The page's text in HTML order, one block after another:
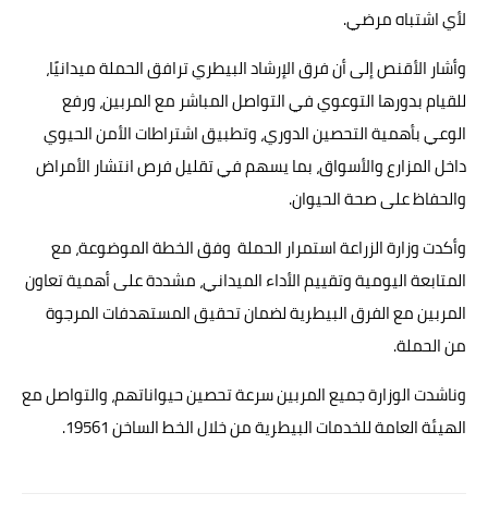
لأي اشتباه مرضي.
وأشار الأقنص إلى أن فرق الإرشاد البيطري ترافق الحملة ميدانيًا،
للقيام بدورها التوعوي في التواصل المباشر مع المربين، ورفع
الوعي بأهمية التحصين الدوري، وتطبيق اشتراطات الأمن الحيوي
داخل المزارع والأسواق، بما يسهم في تقليل فرص انتشار الأمراض
والحفاظ على صحة الحيوان.
وأكدت وزارة الزراعة استمرار الحملة وفق الخطة الموضوعة، مع
المتابعة اليومية وتقييم الأداء الميداني، مشددة على أهمية تعاون
المربين مع الفرق البيطرية لضمان تحقيق المستهدفات المرجوة
من الحملة.
وناشدت الوزارة جميع المربين سرعة تحصين حيواناتهم، والتواصل مع
الهيئة العامة للخدمات البيطرية من خلال الخط الساخن 19561.